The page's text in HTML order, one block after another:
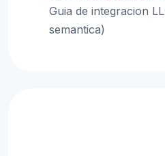
Guia de integracion
semantica)